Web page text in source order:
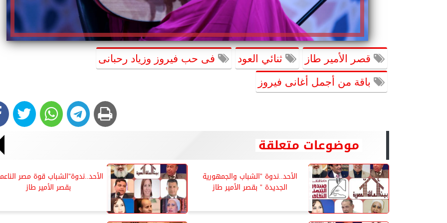
قصر الأمير طاز ثنائي العود فى حب فيروز وزياد رحبانى
باقة من أجمل أغانى فيروز
موضوعات متعلقة
الأحد..ندوة ”الشباب والجمهورية
الجديدة ” بقصر الأمير طاز
الأحد..ندوة”الشباب قوة مصر
بقصر الأمير طاز